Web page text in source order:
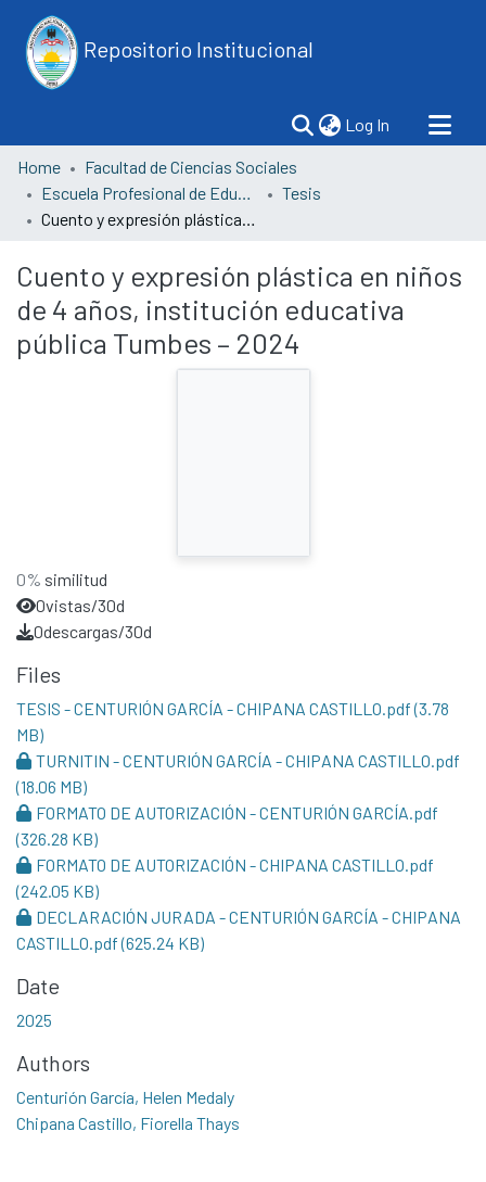
Repositorio Institucional
Log In (current)
Home
Facultad de Ciencias Sociales
Escuela Profesional de Educación, Programa de Educación Inicial
Tesis
Cuento y expresión plástica en niños de 4 años, institución educativa pública Tumbes – 2024
Cuento y expresión plástica en niños
de 4 años, institución educativa
pública Tumbes – 2024
0% similitud
0vistas/30d
0descargas/30d
Files
TESIS - CENTURIÓN GARCÍA - CHIPANA CASTILLO.pdf(3.78
MB)
TURNITIN - CENTURIÓN GARCÍA - CHIPANA CASTILLO.pdf
(18.06 MB)
FORMATO DE AUTORIZACIÓN - CENTURIÓN GARCÍA.pdf
(326.28 KB)
FORMATO DE AUTORIZACIÓN - CHIPANA CASTILLO.pdf
(242.05 KB)
DECLARACIÓN JURADA - CENTURIÓN GARCÍA - CHIPANA
CASTILLO.pdf(625.24 KB)
Date
2025
Authors
Centurión García, Helen Medaly
Chipana Castillo, Fiorella Thays